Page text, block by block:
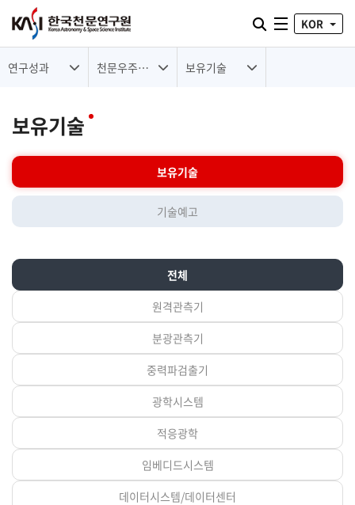
통합검색 열기
전체메뉴
KOR
연구성과 천문우주기술 보유기술
보유기술
보유기술
기술예고
전체
원격관측기
분광관측기
중력파검출기
광학시스템
적응광학
임베디드시스템
데이터시스템/데이터센터